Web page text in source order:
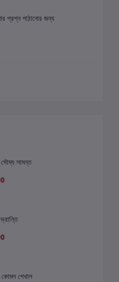
প্রশ্ন পাঠানোর জন্য
সামন্ত
শেখাল